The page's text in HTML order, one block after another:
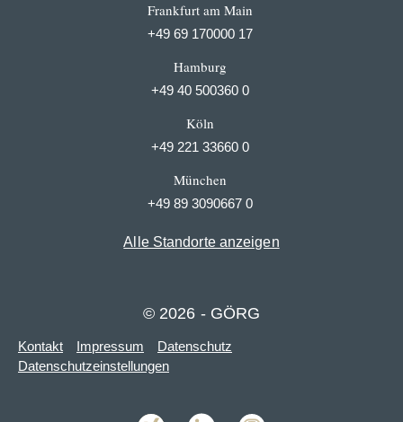
Frankfurt am Main
+49 69 170000 17
Hamburg
+49 40 500360 0
Köln
+49 221 33660 0
München
+49 89 3090667 0
Alle Standorte anzeigen
© 2026 - GÖRG
Kontakt Impressum
Datenschutz
Datenschutzeinstellungen